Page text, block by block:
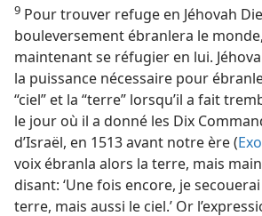
9 Pour trouver refuge en Jéhovah
bouleversement ébranlera le
maintenant se réfugier en lui.
la puissance nécessaire pour
“ciel” et la “terre” lorsqu’il a fait
le jour où il a donné les Dix
d’Israël, en 1513 avant notre ère (
voix ébranla alors la terre, mais
disant: ‘Une fois encore, je
terre, mais aussi le ciel.’ Or